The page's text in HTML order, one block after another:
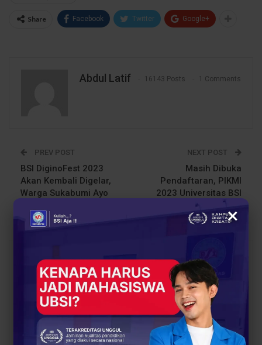
Share Facebook Twitter Google+
Abdul Latif 16143 Posts 1 Comments
PREV POST
BSI DiginoFest 2023
Akan Kembali Digelar,
Warga Sukabumi Ayo
NEXT POST
Masih Dibuka
Pendaftaran, PIKMI
2023 Universitas BSI
Gelar Kompetisi
You Might Also Like
BERITA BERITA
×